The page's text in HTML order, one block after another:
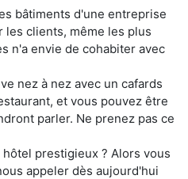
bâtiments d'une entreprise
clients, même les plus
n'a envie de cohabiter avec
nez à nez avec un cafards
et vous pouvez être
parler. Ne prenez pas ce
prestigieux ? Alors vous
appeler dès aujourd'hui